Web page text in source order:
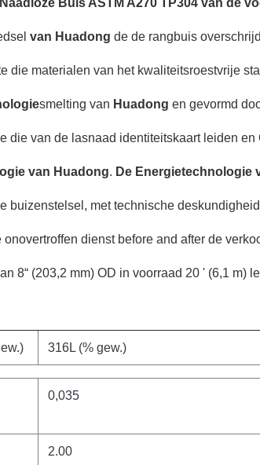
Buis ASTM A270 TP304 van de
van Huadong de de rangbuis
die materialen van het kwaliteitsroestvrije
smelting van Huadong en gevormd
die van de lasnaad identiteitskaart leiden
van Huadong. De Energietechnologie
buizenstelsel, met technische
dienst before and after de
8“ (203,2 mm) OD in voorraad 20 ' (6,1 m)
316L (% gew.)
0,035
2.00